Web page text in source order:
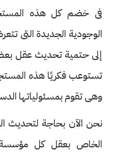
فى خضم كل هذه
الوجودية الجديدة التى
إلى حتمية تحديث عقل
تستوعب فكريًا هذه
وهى تقوم بمسئولياتها
نحن الآن بحاجة لتحديث
الخاص بعقل كل مؤسسة